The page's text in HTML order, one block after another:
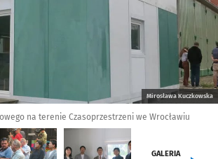
Mirosława Kuczkowska
na terenie Czasoprzestrzeni we Wrocławiu
GALERIA